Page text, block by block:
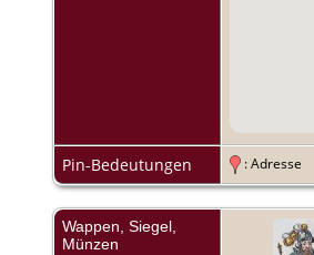
Pin-Bedeutungen : Adresse
Wappen, Siegel,
Münzen